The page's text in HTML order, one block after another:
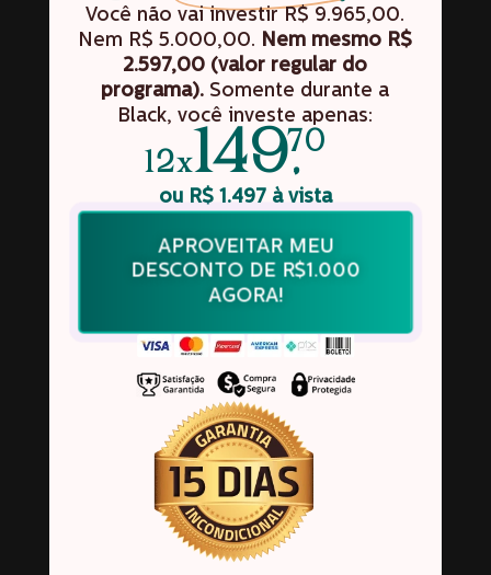
Você não vai investir R$ 9.965,00.
Nem R$ 5.000,00. Nem mesmo R$
2.597,00 (valor regular do
programa). Somente durante a
Black, você investe apenas:
12x149,70
ou R$ 1.497 à vista
APROVEITAR MEU
DESCONTO DE R$1.000
AGORA!